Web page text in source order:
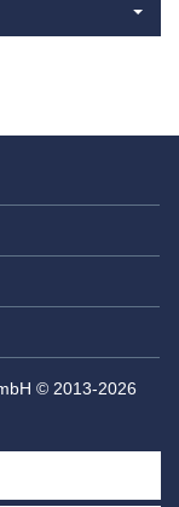
© 2013-2026